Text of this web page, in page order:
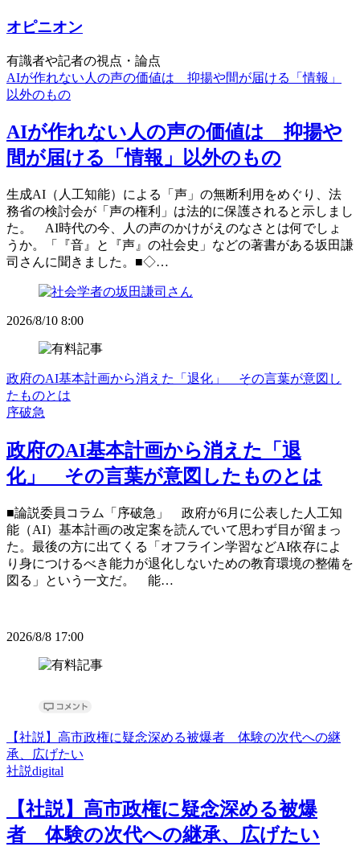
オピニオン
有識者や記者の視点・論点
AIが作れない人の声の価値は 抑揚や間が届ける「情報」
以外のもの
AIが作れない人の声の価値は 抑揚や
間が届ける「情報」以外のもの
生成AI（人工知能）による「声」の無断利用をめぐり、法
務省の検討会が「声の権利」は法的に保護されると示しまし
た。 AI時代の今、人の声のかけがえのなさとは何でしょ
うか。「『音』と『声』の社会史」などの著書がある坂田謙
司さんに聞きました。■◇…
2026/8/10 8:00
政府のAI基本計画から消えた「退化」 その言葉が意図し
たものとは
序破急
政府のAI基本計画から消えた「退
化」 その言葉が意図したものとは
■論説委員コラム「序破急」 政府が6月に公表した人工知
能（AI）基本計画の改定案を読んでいて思わず目が留まっ
た。最後の方に出てくる「オフライン学習などAI依存によ
り身につけるべき能力が退化しないための教育環境の整備を
図る」という一文だ。 能…
2026/8/8 17:00
【社説】高市政権に疑念深める被爆者 体験の次代への継
承、広げたい
社説digital
【社説】高市政権に疑念深める被爆
者 体験の次代への継承、広げたい